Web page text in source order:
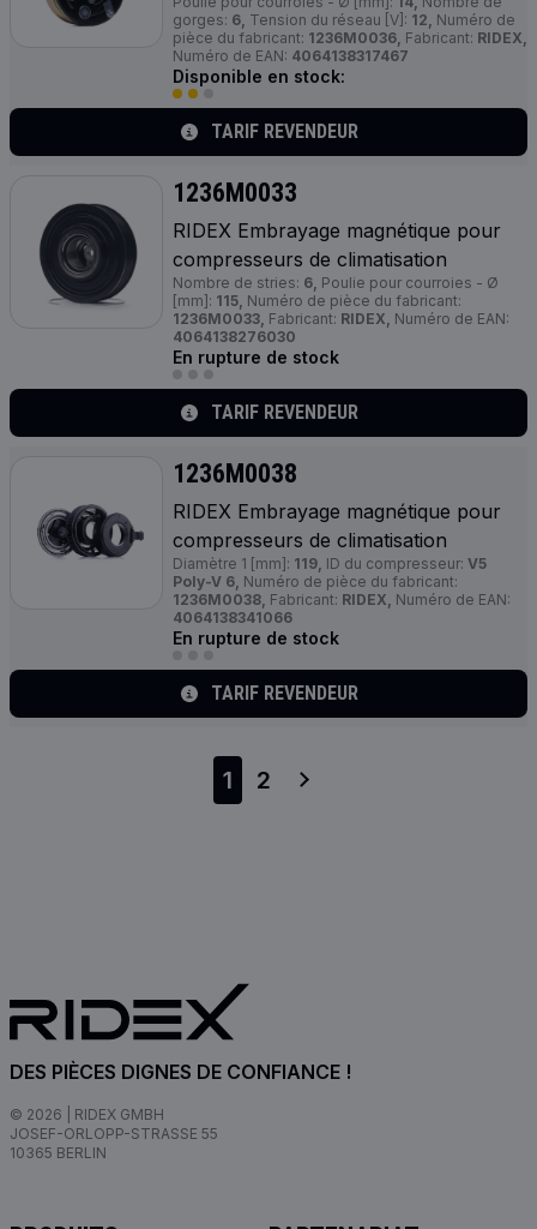
gorges: 6, Tension du réseau [V]: 12, Numéro de
pièce du fabricant: 1236M0036, Fabricant: RIDEX,
Numéro de EAN: 4064138317467
Disponible en stock:
TARIF REVENDEUR
1236M0033
RIDEX Embrayage magnétique pour
compresseurs de climatisation
Nombre de stries: 6, Poulie pour courroies - Ø
[mm]: 115, Numéro de pièce du fabricant:
1236M0033, Fabricant: RIDEX, Numéro de EAN:
4064138276030
En rupture de stock
TARIF REVENDEUR
1236M0038
RIDEX Embrayage magnétique pour
compresseurs de climatisation
Diamètre 1 [mm]: 119, ID du compresseur: V5
Poly-V 6, Numéro de pièce du fabricant:
1236M0038, Fabricant: RIDEX, Numéro de EAN:
4064138341066
En rupture de stock
TARIF REVENDEUR
1 2
DES PIÈCES DIGNES DE CONFIANCE !
© 2026 | RIDEX GMBH
JOSEF-ORLOPP-STRASSE 55
10365 BERLIN